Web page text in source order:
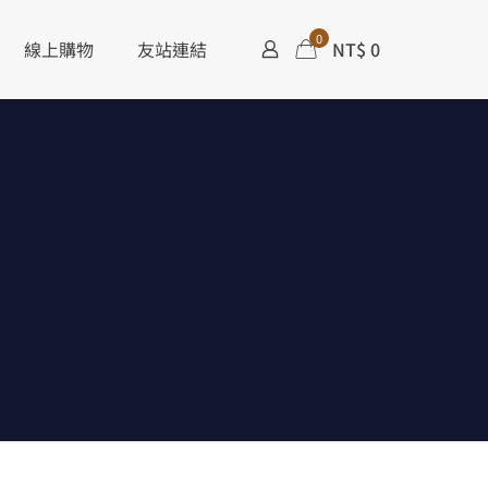
線上購物 友站連結 0 NT$ 0